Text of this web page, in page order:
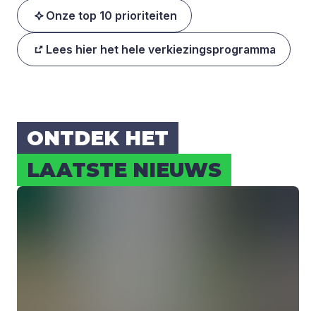
Onze top 10 prioriteiten
Lees hier het hele verkiezingsprogramma
ONT­DEK HET
LAAT­STE NIEUWS